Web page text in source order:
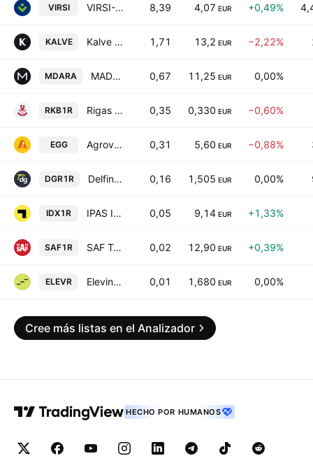
VIRSI VIRSI-A AS 8,39 4,07 EUR +0,49%
KALVE Kalve Coffee AS 1,71 13,2 EUR −2,22%
MDARA MADARA Cosmetics AS 0,67 11,25 EUR 0,00%
RKB1R Rigas Kugu Buvetava JSC 0,35 0,330 EUR −0,60%
EGG Agrova Baltics AS 0,31 5,60 EUR −0,88%
DGR1R DelfinGroup AS 0,16 1,505 EUR 0,00%
IDX1R IPAS Indexo 0,05 9,14 EUR +1,33%
SAF1R SAF Tehnika A/S 0,02 12,90 EUR +0,39%
ELEVR Eleving Group 0,01 1,680 EUR 0,00%
Cree más listas en el Analizador
HECHO POR HUMANOS